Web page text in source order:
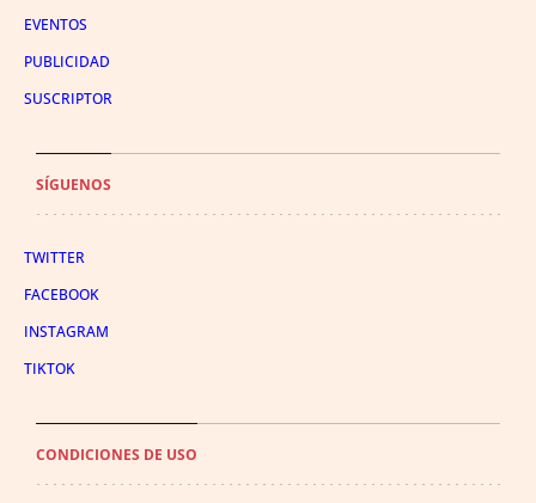
EVENTOS
PUBLICIDAD
SUSCRIPTOR
SÍGUENOS
TWITTER
FACEBOOK
INSTAGRAM
TIKTOK
CONDICIONES DE USO